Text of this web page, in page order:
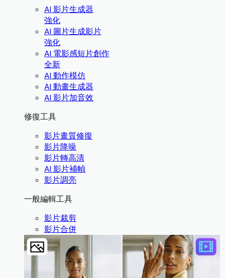
AI 影片生成器
強化
AI 圖片生成影片
強化
AI 電影感短片創作
全新
AI 動作模仿
AI 動畫生成器
AI 影片加音效
修復工具
影片畫質修復
影片降噪
影片轉高清
AI 影片補幀
影片調亮
一般編輯工具
影片裁剪
影片合併